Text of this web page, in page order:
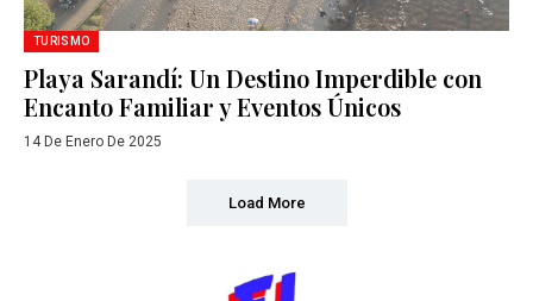
TURISMO
Playa Sarandí: Un Destino Imperdible con
Encanto Familiar y Eventos Únicos
14 De Enero De 2025
Load More